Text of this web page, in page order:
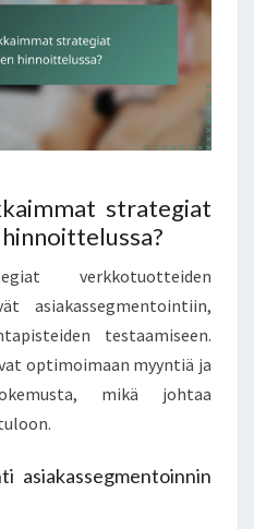
strategiat
verkkotuotteiden
asiakassegmentointiin,
testaamiseen.
optimoimaan myyntiä ja
mikä johtaa
asiakassegmentoinnin